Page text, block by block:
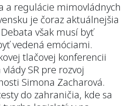
a regulácie mimovládnych
je čoraz aktuálnejšia
však musí byť
vedená emóciami.
tlačovej konferencii
SR pre rozvoj
Simona Zacharová.
do zahraničia, kde sa